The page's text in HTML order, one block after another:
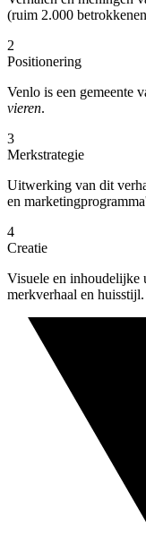
(ruim 2.000
2
Positionering
Venlo is een gemeente
vieren.
3
Merkstrategie
Uitwerking van dit
en
4
Creatie
Visuele en inhoudelijke
merkverhaal en huisstijl.